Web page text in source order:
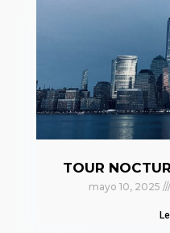
TOUR
mayo 10, 2025